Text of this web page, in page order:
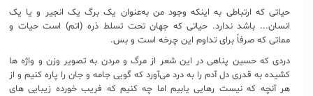
حیاتی که ارتباطی به اینکه وجود من به‌عنوان یک برگ یک انجیر و یا یک
انسان... باشد ندارد. حیاتی که جهان تحت تسلط ذره (اتم) است حیات و
مماتی که صرفاً برای تداوم این چرخه است و بس.
دردی که حسین پناهی در این شعر از مرگ و مردن به تصویر وزن و واژه ها
کشیده به قدری دل آدم را به درد می‌آورد که گویی جامه و جان را پاره کنیم و از
هر آنچه که نیست رهایی یابیم اما چه کنیم که فریب خورده زیبایی های